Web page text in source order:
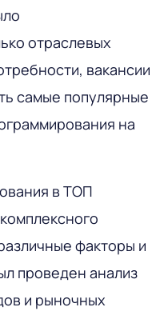
отраслевых
вакансии
самые популярные
на
в ТОП
факторы и
проведен анализ
и рыночных